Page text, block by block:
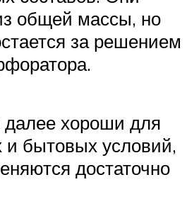
общей массы, но
за решением
хороши для
и бытовых условий,
достаточно